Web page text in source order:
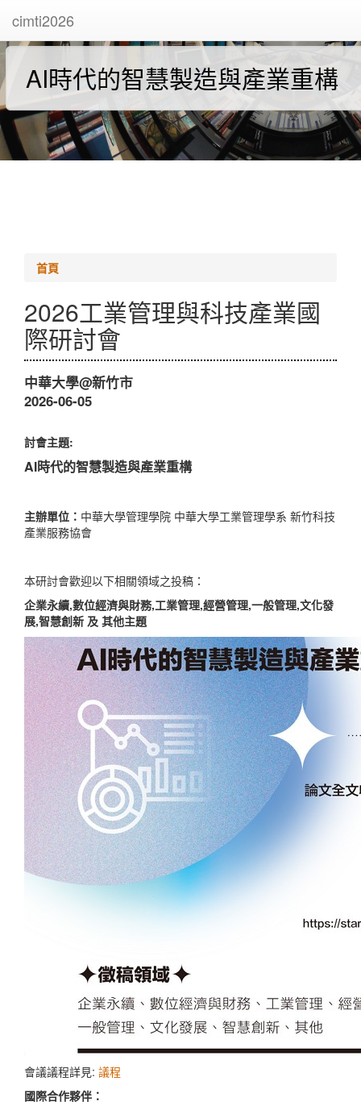
cimti2026
AI時代的智慧製造與產業重構
首頁
2026工業管理與科技產業國
際研討會
中華大學@新竹市
2026-06-05
討會主題:
AI時代的智慧製造與產業重構
主辦單位： 中華大學管理學院 中華大學工業管理學系 新竹科技
產業服務協會
本研討會歡迎以下相關領域之投稿：
企業永續,數位經濟與財務,工業管理,經營管理,一般管理,文化發
展,智慧創新 及 其他主題
會議議程詳見: 議程
國際合作夥伴：